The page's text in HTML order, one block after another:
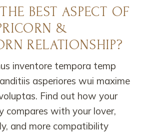
BEST ASPECT OF
&
RELATIONSHIP?
inventore tempora temp
asperiores wui maxime
Find out how your
compares with your lover,
and more compatibility